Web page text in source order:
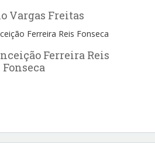
Vargas Freitas
Ferreira Reis
Fonseca